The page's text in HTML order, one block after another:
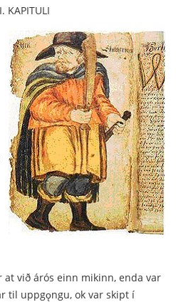
KAPITULI
við árós einn mikinn, enda var
til uppgǫngu, ok var skipt í